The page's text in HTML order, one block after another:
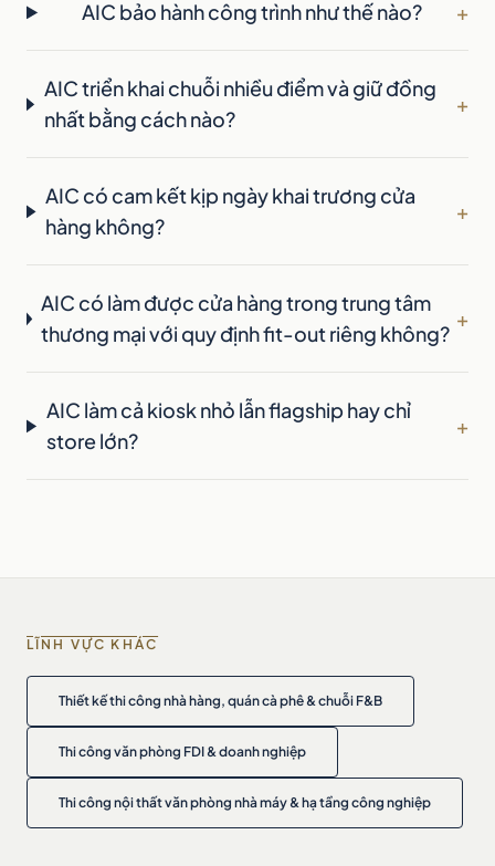
AIC bảo hành công trình như thế nào? +
AIC triển khai chuỗi nhiều điểm và giữ đồng
nhất bằng cách nào?
+
AIC có cam kết kịp ngày khai trương cửa
hàng không?
+
AIC có làm được cửa hàng trong trung tâm
thương mại với quy định fit-out riêng không?
+
AIC làm cả kiosk nhỏ lẫn flagship hay chỉ
store lớn?
+
LĨNH VỰC KHÁC
Thiết kế thi công nhà hàng, quán cà phê & chuỗi F&B
Thi công văn phòng FDI & doanh nghiệp
Thi công nội thất văn phòng nhà máy & hạ tầng công nghiệp